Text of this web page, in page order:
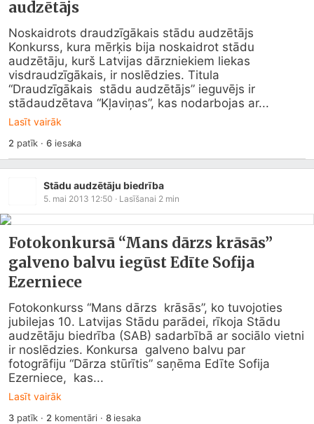
audzētājs
Noskaidrots draudzīgākais stādu audzētājs
Konkurss, kura mērķis bija noskaidrot stādu
audzētāju, kurš Latvijas dārzniekiem liekas
visdraudzīgākais, ir noslēdzies. Titula
“Draudzīgākais  stādu audzētājs” ieguvējs ir
stādaudzētava “Kļaviņas”, kas nodarbojas ar...
Lasīt vairāk
2 patīk ·6iesaka
Stādu audzētāju biedrība
5. mai 2013 12:50 · Lasīšanai 2 min
Fotokonkursā “Mans dārzs krāsās”
galveno balvu iegūst Edīte Sofija
Ezerniece
Fotokonkurss “Mans dārzs  krāsās”, ko tuvojoties
jubilejas 10. Latvijas Stādu parādei, rīkoja Stādu
audzētāju biedrība (SAB) sadarbībā ar sociālo vietni
ir noslēdzies. Konkursa  galveno balvu par
fotogrāfiju “Dārza stūrītis” saņēma Edīte Sofija
Ezerniece,  kas...
Lasīt vairāk
3patīk · 2 komentāri · 8iesaka